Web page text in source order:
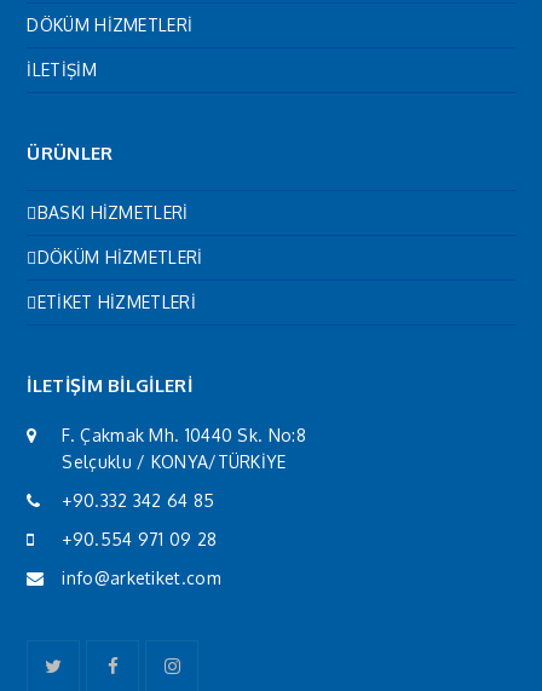
DÖKÜM HİZMETLERİ
İLETİŞİM
ÜRÜNLER
BASKI HİZMETLERİ
DÖKÜM HİZMETLERİ
ETİKET HİZMETLERİ
İLETİŞİM BİLGİLERİ
F. Çakmak Mh. 10440 Sk. No:8
Selçuklu / KONYA/TÜRKİYE
+90.332 342 64 85
+90.554 971 09 28
info@arketiket.com
TwitterFacebookInstagram